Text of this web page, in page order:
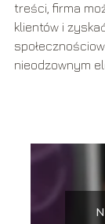
treści, firma
klientów i
nieodzownym